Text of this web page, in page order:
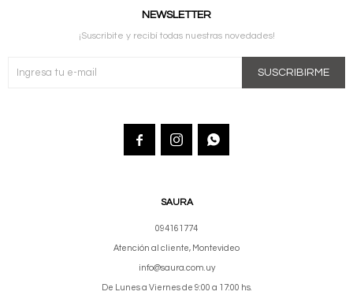
SAURA
094161774
Atención al cliente, Montevideo
info@saura.com.uy
De Lunes a Viernes de 9:00 a 17:00 hs.
NEWSLETTER
¡Suscribite y recibí todas nuestras novedades!
SUSCRIBIRME
  